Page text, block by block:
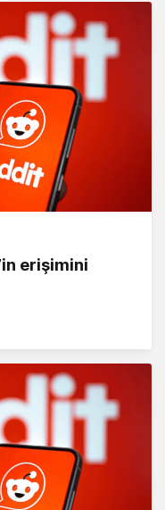
erişimini